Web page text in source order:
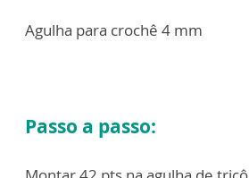
Agulha para crochê 4 mm
Passo a passo: